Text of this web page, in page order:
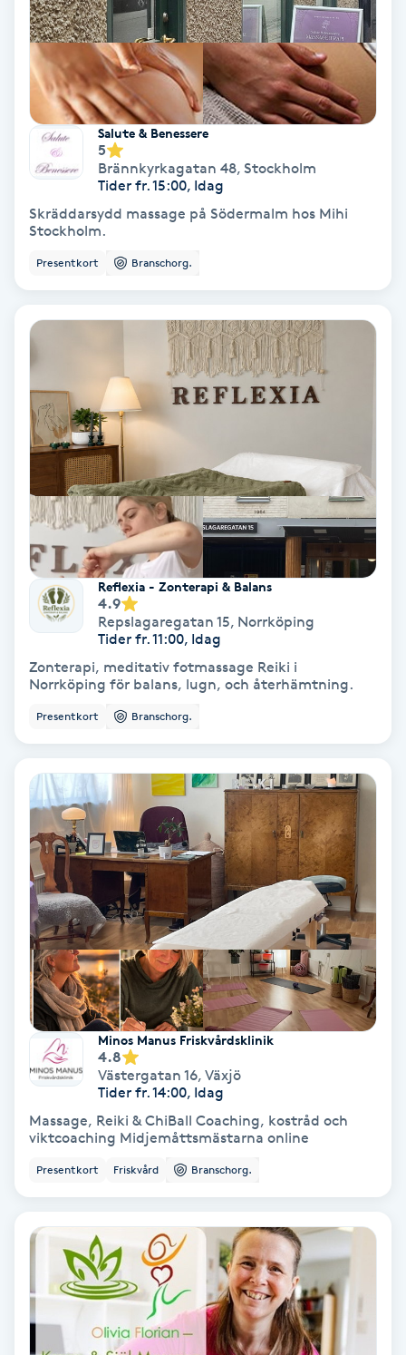
Enzympeeling
Extensions
Extensions borttagning
Eyeliner-tatuering
Face framing
Fet hårbotten
Fettreducering
Fibromassage
Fillers
Fotmassage
Fotsvamp
Fotvård
Fransar
Fransborttagning
Fransfärgning
Fransförlängning
Fransförlängning Megavolym
Fransförlängning Volym
Fransk manikyr
Fransrengöring
Frekvensterapi
Friskvård
Friskvårdsmassage
Funktionsanalys
Salute & Benessere
5
Brännkyrkagatan 48, Stockholm
Tider fr. 15:00, Idag
Skräddarsydd massage på Södermalm hos Mihi
Stockholm.
Presentkort Branschorg.
Reflexia - Zonterapi & Balans
4.9
Repslagaregatan 15, Norrköping
Tider fr. 11:00, Idag
Zonterapi, meditativ fotmassage Reiki i
Norrköping för balans, lugn, och återhämtning.
Presentkort Branschorg.
Minos Manus Friskvårdsklinik
4.8
Västergatan 16, Växjö
Tider fr. 14:00, Idag
Massage, Reiki & ChiBall Coaching, kostråd och
viktcoaching Midjemåttsmästarna online
Presentkort Friskvård Branschorg.